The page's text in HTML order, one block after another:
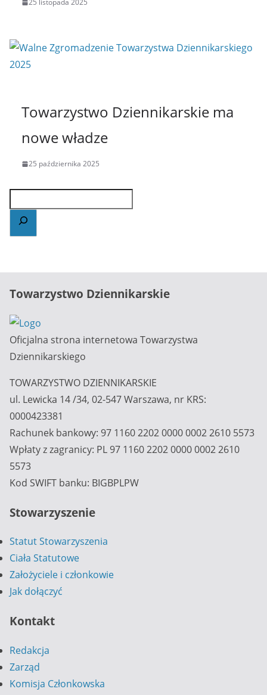
25 listopada 2025
Towarzystwo Dziennikarskie ma
nowe władze
25 października 2025
Towarzystwo Dziennikarskie
Oficjalna strona internetowa Towarzystwa
Dziennikarskiego
TOWARZYSTWO DZIENNIKARSKIE
ul. Lewicka 14 /34, 02-547 Warszawa, nr KRS:
0000423381
Rachunek bankowy: 97 1160 2202 0000 0002 2610 5573
Wpłaty z zagranicy: PL 97 1160 2202 0000 0002 2610
5573
Kod SWIFT banku: BIGBPLPW
Stowarzyszenie
Statut Stowarzyszenia
Ciała Statutowe
Założyciele i członkowie
Jak dołączyć
Kontakt
Redakcja
Zarząd
Komisja Członkowska